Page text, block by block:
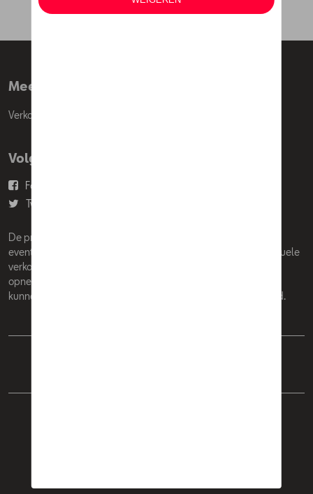
Meer info
Verkoopsvoorwaarden
Volg Ons
Facebook
Twitter
De prijzen op deze site zijn adviesprijzen (incl. btw), exclusief
eventuele installatiekosten. Voor meer informatie over de actuele
verkoopprijs en de eventuele installatiekosten kunt u contact
opnemen met uw concessiehouder / agent. De adviesprijzen
kunnen zonder voorafgaande kennisgeving worden gewijzigd.